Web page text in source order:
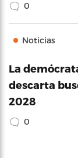
0
Noticias
La
descarta
2028
0